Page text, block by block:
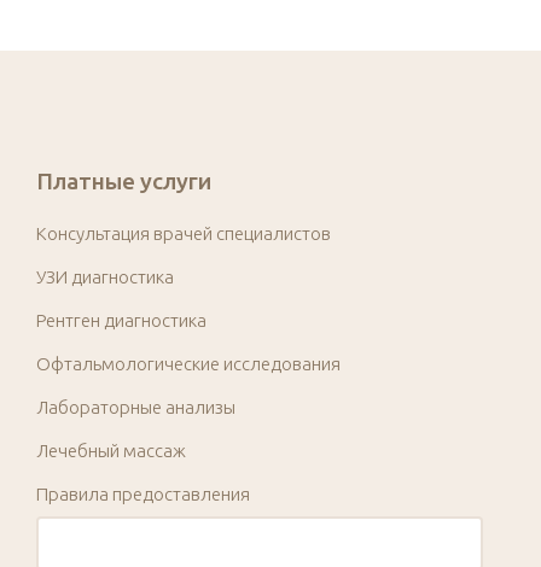
Платные услуги
Консультация врачей специалистов
УЗИ диагностика
Рентген диагностика
Офтальмологические исследования
Лабораторные анализы
Лечебный массаж
Правила предоставления